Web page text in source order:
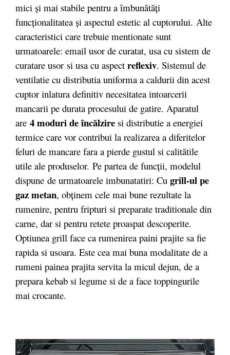
mici şi mai stabile pentru a îmbunătăţi
funcţionalitatea şi aspectul estetic al cuptorului. Alte
caracteristici care trebuie mentionate sunt
urmatoarele: email usor de curatat, usa cu sistem de
curatare usor si usa cu aspect reflexiv. Sistemul de
ventilatie cu distributia uniforma a caldurii din acest
cuptor inlatura definitiv necesitatea intoarcerii
mancarii pe durata procesului de gatire. Aparatul
are 4 moduri de încălzire si distributie a energiei
termice care vor contribui la realizarea a diferitelor
feluri de mancare fara a pierde gustul si calitătile
utile ale produselor. Pe partea de funcții, modelul
dispune de urmatoarele imbunatatiri: Cu grill-ul pe
gaz metan, obţinem cele mai bune rezultate la
rumenire, pentru fripturi si preparate traditionale din
carne, dar si pentru retete proaspat descoperite.
Optiunea grill face ca rumenirea paini prajite sa fie
rapida si usoara. Este cea mai buna modalitate de a
rumeni painea prajita servita la micul dejun, de a
prepara kebab si legume si de a face toppingurile
mai crocante.